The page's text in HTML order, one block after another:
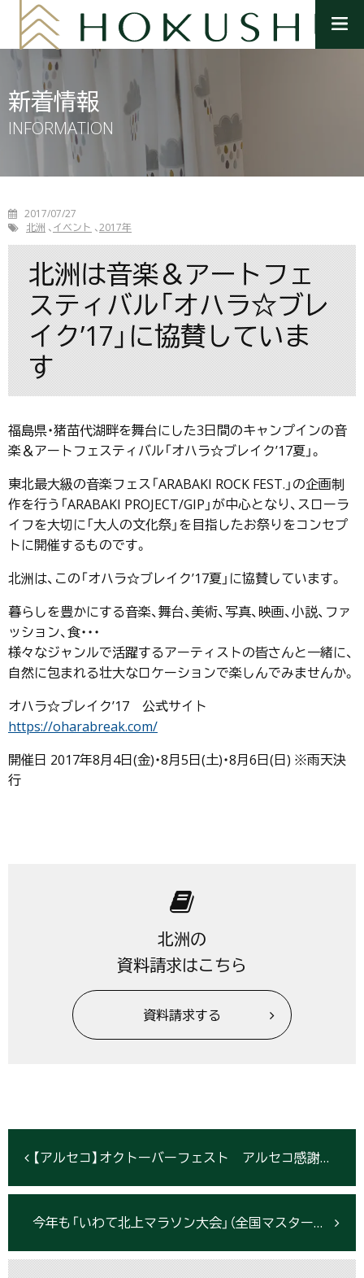
ニ
新着情報
INFORMATION
2017/07/27
北洲
イベント 2017年
北洲は音楽＆アートフェ
スティバル「オハラ☆ブレ
イク’17」に協賛していま
す
福島県・猪苗代湖畔を舞台にした3日間のキャンプインの音
楽＆アートフェスティバル「オハラ☆ブレイク’17夏」。
東北最大級の音楽フェス「ARABAKI ROCK FEST.」の企画制
作を行う「ARABAKI PROJECT/GIP」が中心となり、スローラ
イフを大切に「大人の文化祭」を目指したお祭りをコンセプ
トに開催するものです。
北洲は、この「オハラ☆ブレイク’17夏」に協賛しています。
暮らしを豊かにする音楽、舞台、美術、写真、映画、小説、ファ
ッション、食・・・
様々なジャンルで活躍するアーティストの皆さんと一緒に、
自然に包まれる壮大なロケーションで楽しんでみませんか。
オハラ☆ブレイク’17 公式サイト
https://oharabreak.com/
開催日 2017年8月4日(金)・8月5日(土)・8月6日(日) ※雨天決
行
北洲の
資料請求はこちら
資料請求する
【アルセコ】オクトーバーフェスト アルセコ感謝祭2017
今年も「いわて北上マラソン大会」（全国マスターズマラソン選手権大会）に特別協賛いたします